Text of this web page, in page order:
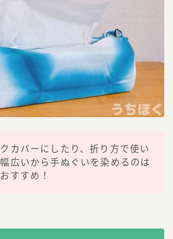
カバーにしたり、折り方で使い
広いから手ぬぐいを染めるのは
すすめ！